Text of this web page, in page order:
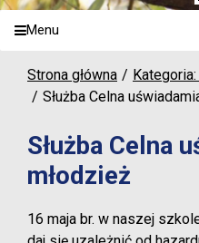
Menu
Strona główna
Służba Celna
Służba Celna
młodzież
16 maja br. w naszej